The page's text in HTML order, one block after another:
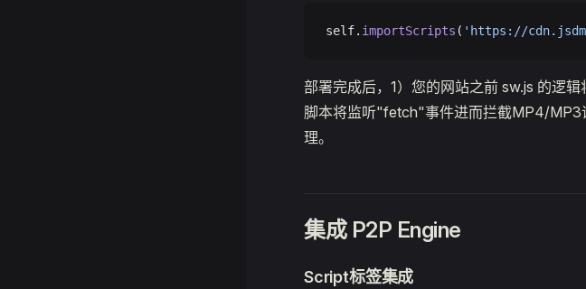
self. importScripts ( 'https://
部署完成后，1）您的网站之前 sw.js 的逻
脚本将监听"fetch"事件进而拦截MP4/MP3
理。
集成 P2P Engine
Script标签集成